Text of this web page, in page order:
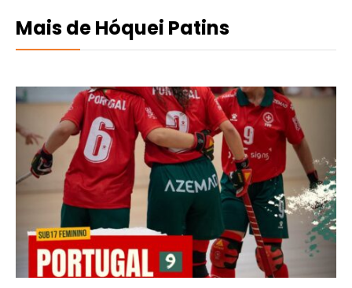
Mais de Hóquei Patins